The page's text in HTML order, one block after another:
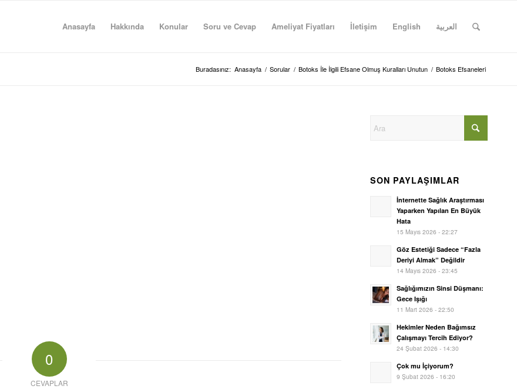
Anasayfa Hakkında Konular Soru ve Cevap Ameliyat Fiyatları İletişim English العربية
Buradasınız: Anasayfa / Sorular / Botoks İle İlgili Efsane Olmuş Kuralları Unutun / Botoks Efsaneleri
0
CEVAPLAR
SON PAYLAŞIMLAR
İnternette Sağlık Araştırması
Yaparken Yapılan En Büyük
Hata
15 Mayıs 2026 - 22:27
Göz Estetiği Sadece “Fazla
Deriyi Almak” Değildir
14 Mayıs 2026 - 23:45
Sağlığımızın Sinsi Düşmanı:
Gece Işığı
11 Mart 2026 - 22:50
Hekimler Neden Bağımsız
Çalışmayı Tercih Ediyor?
24 Şubat 2026 - 14:30
Çok mu İçiyorum?
9 Şubat 2026 - 16:20